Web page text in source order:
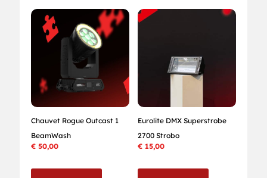
Chauvet Rogue Outcast 1
BeamWash
€ 50,00
Eurolite DMX Superstrobe
2700 Strobo
€15,00